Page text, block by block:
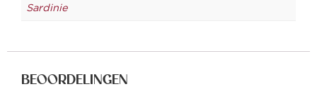
Sardinie
BEOORDELINGEN